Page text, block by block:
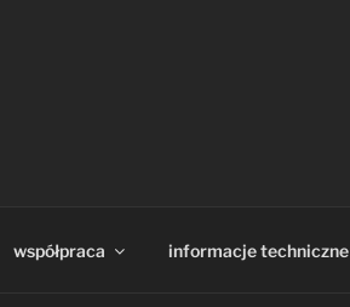
współpraca informacje techniczne